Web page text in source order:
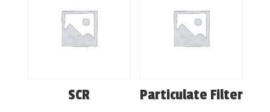
SCR Particulate Filter